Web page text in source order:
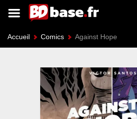
Accueil Comics Against Hope